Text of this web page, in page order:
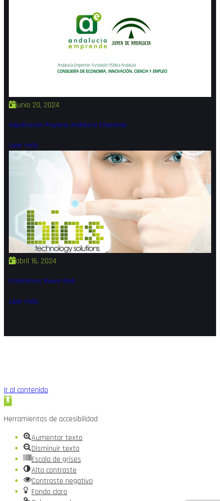
junio 20, 2024
Adjudicación Proyecto Andalucia Emprende
Leer más
abril 16, 2024
Estrenamos Nueva Web
Leer más
Ir al contenido
Abrir
de
herramientas
Herramientas de accesibilidad
Aumentar texto
Disminuir texto
Escala de grises
Alto contraste
Contraste negativo
Fondo claro